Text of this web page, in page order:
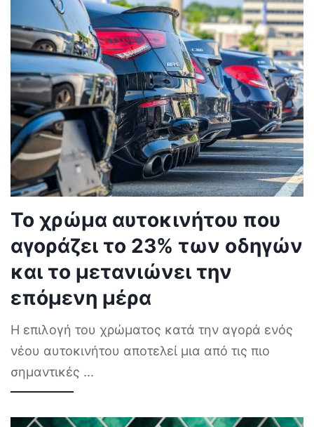
Το χρώμα αυτοκινήτου που
αγοράζει το 23% των οδηγών
και το μετανιώνει την
επόμενη μέρα
Η επιλογή του χρώματος κατά την αγορά ενός
νέου αυτοκινήτου αποτελεί μια από τις πιο
σημαντικές ...